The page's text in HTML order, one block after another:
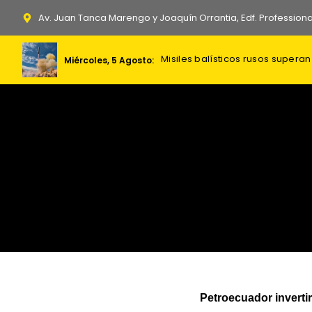
contenido
Av. Juan Tanca Marengo y Joaquín Orrantia, Edf.
Miércoles, 5 Agosto: Misiles balísticos rusos
Gobierno Nacional asegura el
Petroecuador